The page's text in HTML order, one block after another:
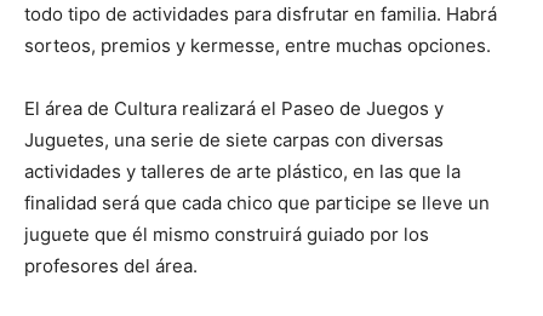
todo tipo de actividades para disfrutar en familia. Habrá
sorteos, premios y kermesse, entre muchas opciones.
El área de Cultura realizará el Paseo de Juegos y
Juguetes, una serie de siete carpas con diversas
actividades y talleres de arte plástico, en las que la
finalidad será que cada chico que participe se lleve un
juguete que él mismo construirá guiado por los
profesores del área.